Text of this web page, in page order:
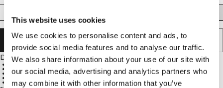
This website uses cookies
We use cookies to personalise content and ads, to
provide social media features and to analyse our traffic.
We also share information about your use of our site with
our social media, advertising and analytics partners who
may combine it with other information that you’ve
AJOUTER AU PANIER
Description
50% Cotton, 50% Polyester
Cropped fit
Slits at the sides
ICIW embroidered logo at the back